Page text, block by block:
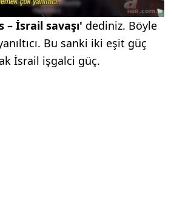
– İsrail savaşı' dediniz. Böyle
Bu sanki iki eşit güç
İsrail işgalci güç.